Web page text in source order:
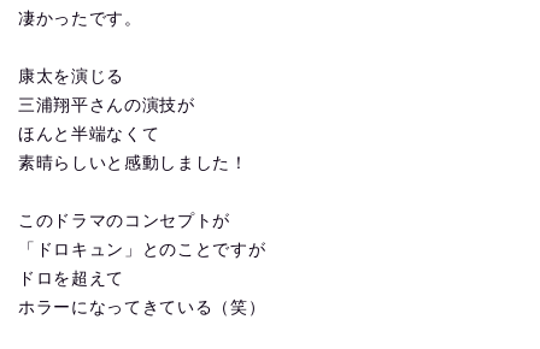
凄かったです。
康太を演じる
三浦翔平さんの演技が
ほんと半端なくて
素晴らしいと感動しました！
このドラマのコンセプトが
「ドロキュン」とのことですが
ドロを超えて
ホラーになってきている（笑）